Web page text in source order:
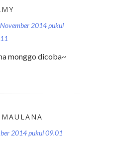
2014 pukul
monggo dicoba~
2014 pukul 09.01